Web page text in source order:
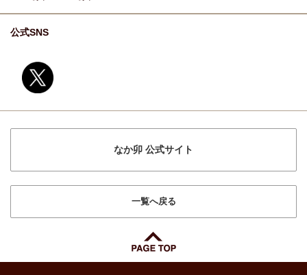
公式SNS
なか卯 公式サイト
一覧へ戻る